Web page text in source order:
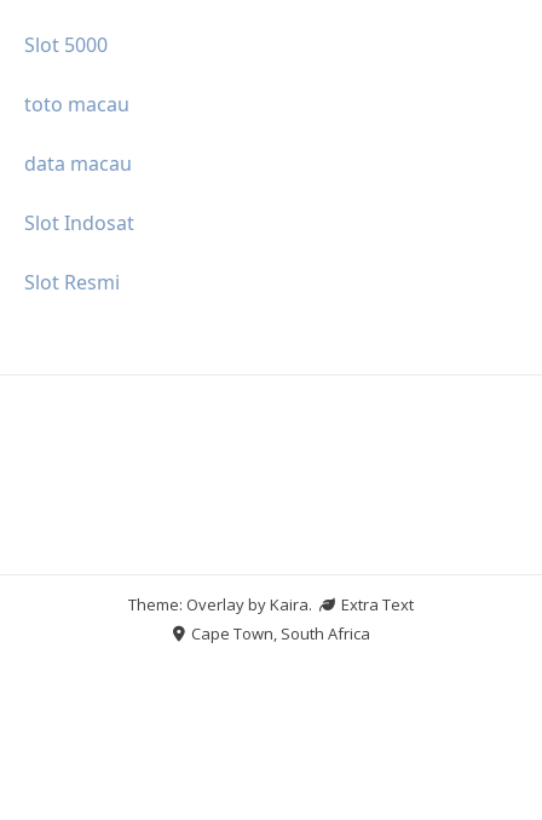
Slot 5000
toto macau
data macau
Slot Indosat
Slot Resmi
Theme: Overlay byKaira.
Extra Text
Cape Town, South Africa